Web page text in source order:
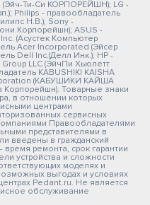
(Эйч-Ти-Си КОРПОРЕЙШН); LG -
Philips - правообладатель
Н.В.); Sony -
Корпорейшн); ASUS -
(Асустек Компьютер
Acer Incorporated (Эйсер
Dell Inc.(Делл Инк.); HP -
LLC (ЭйчПи Хьюлетт
KABUSHIKI KAISHA
(КАБУШИКИ КАЙША
Товарные знаки
в отношении которых
центрами
сервисных
Правообладателями
представителями в
введены в гражданский
ремонта, срок гарантии
устройства и сложности
моделях и
выгодах и условиях
Pedant.ru. Не является
обслуживание